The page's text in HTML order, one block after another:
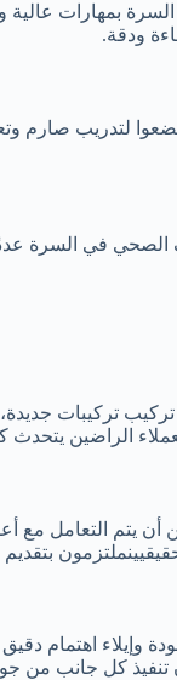
بمهارات عالية
ودقة.
لتدريب صارم
في السرة
أو تركيب تركيبات
الراضين يتحدث
وإيلاء اهتمام
كل جانب من